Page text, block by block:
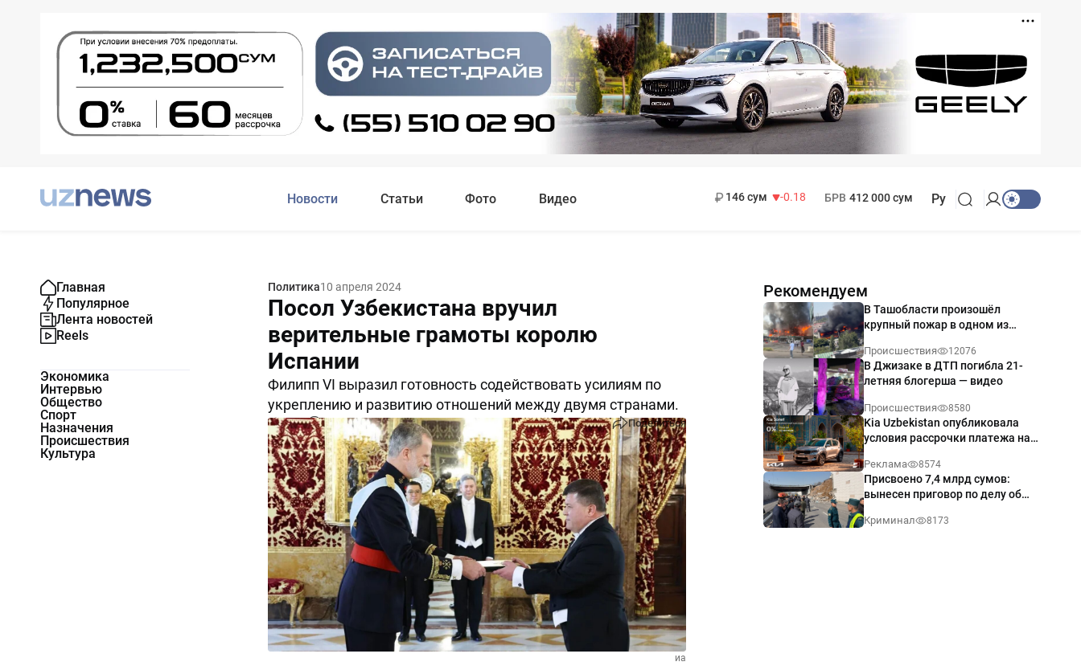
Новости Статьи Фото Видео
146 сум
-0.18
БРВ 412 000 сум Ру
Главная
Популярное
Лента новостей
Reels
Экономика
Интервью
Общество
Спорт
Назначения
Происшествия
Культура
Политика10 апреля 2024
Посол Узбекистана вручил
верительные грамоты королю
Испании
Филипп VI выразил готовность содействовать усилиям по
укреплению и развитию отношений между двумя странами.
1574 0 Поделиться
иа
Рекомендуем
В Ташобласти произошёл
крупный пожар в одном из
Происшествия 12076
В Джизаке в ДТП погибла 21-
летняя блогерша — видео
Происшествия 8580
Kia Uzbekistan опубликовала
условия рассрочки платежа на
годовых
Реклама 8574
Присвоено 7,4 млрд сумов:
вынесен приговор по делу об
Ташкенте
Криминал 8173